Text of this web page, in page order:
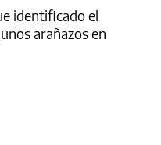
identificado el
arañazos en